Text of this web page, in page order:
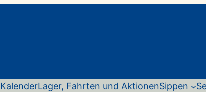
KalenderLager, Fahrten und AktionenSippen